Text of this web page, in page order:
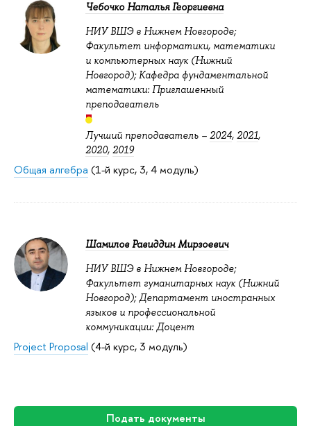
Подать документы
Чебочко Наталья Георгиевна
НИУ ВШЭ в Нижнем Новгороде;
Факультет информатики, математики
и компьютерных наук (Нижний
Новгород); Кафедра фундаментальной
математики: Приглашенный
преподаватель
Лучший преподаватель – 2024, 2021,
2020, 2019
Общая алгебра (1-й курс, 3, 4 модуль)
Шамилов Равиддин Мирзоевич
НИУ ВШЭ в Нижнем Новгороде;
Факультет гуманитарных наук (Нижний
Новгород); Департамент иностранных
языков и профессиональной
коммуникации: Доцент
Project Proposal (4-й курс, 3 модуль)